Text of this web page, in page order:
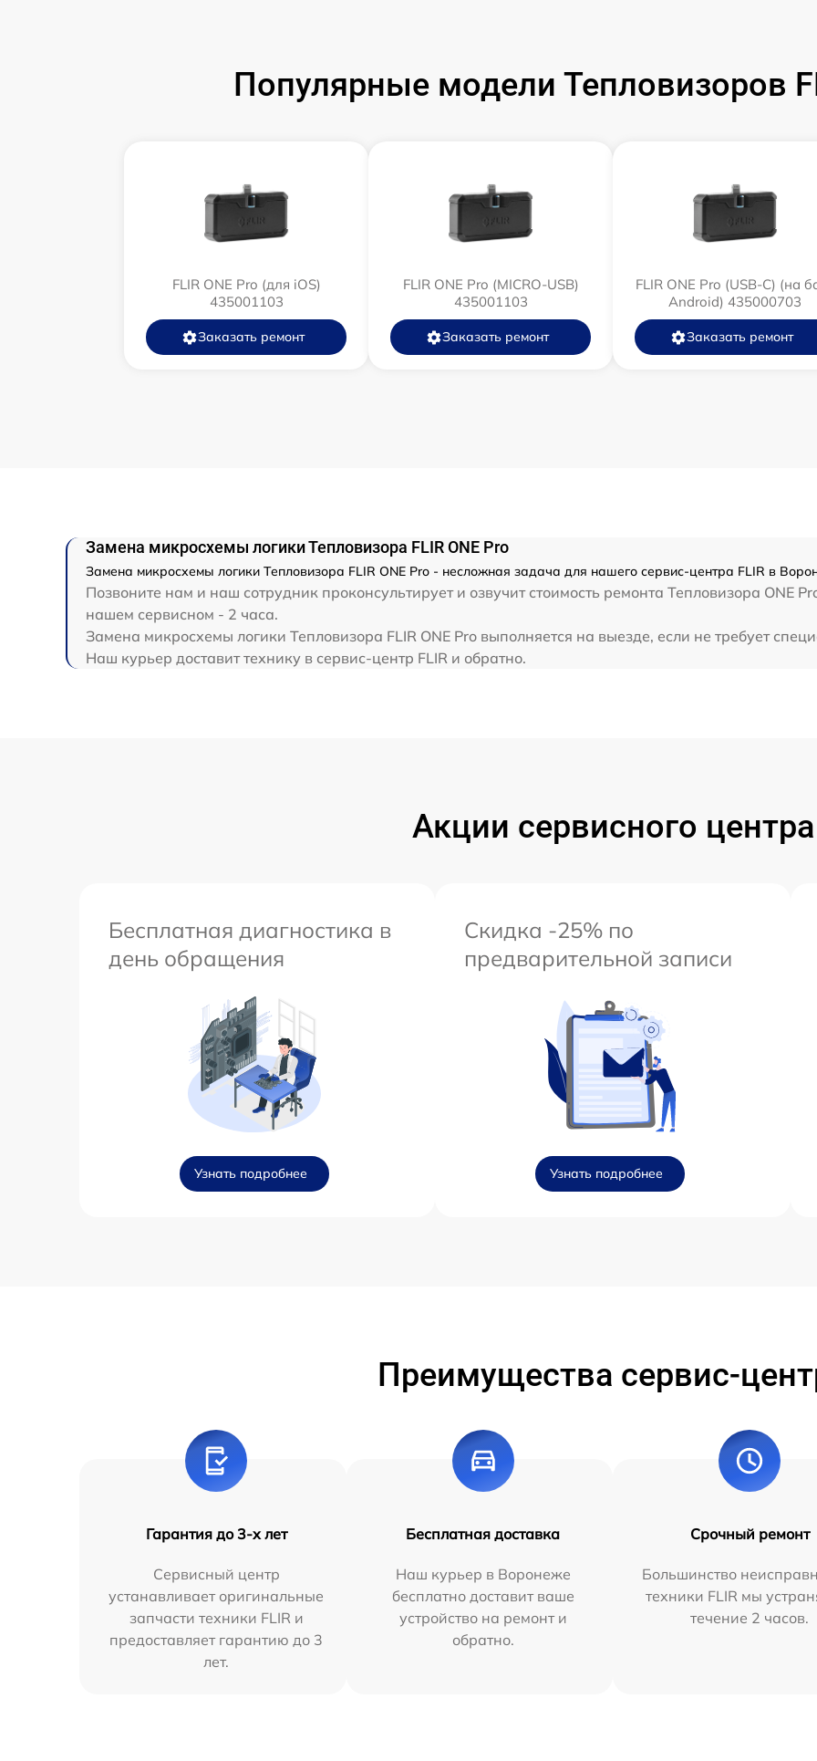
Замена аккумулятора от 60 мин
Замена дисплея (экрана)
Прошивка (Обновление ПО)
Ремонт платы управления
(восстановление)
от 60 мин
Восстановление после попадания влаги от 60 мин
Популярные модели Тепловизоров
FLIR ONE Pro (для iOS)
435001103
Заказать ремонт
FLIR ONE Pro (MICRO-USB)
435001103
Заказать ремонт
FLIR ONE Pro (USB-C) (на
Android) 435000703
Заказать ремонт
Замена микросхемы логики Тепловизора FLIR ONE Pro
Замена микросхемы логики Тепловизора FLIR ONE Pro - несложная задача для нашего сервис-центра FLIR в
Позвоните нам и наш сотрудник проконсультирует и озвучит стоимость ремонта Тепловизора ONE
нашем сервисном - 2 часа.
Замена микросхемы логики Тепловизора FLIR ONE Pro выполняется на выезде, если не требует
Наш курьер доставит технику в сервис-центр FLIR и обратно.
Акции сервисного центра
Бесплатная диагностика в
день обращения
Узнать подробнее
Скидка -25% по
предварительной записи
Узнать подробнее
Преимущества сервис-
Гарантия до 3-х лет
Сервисный центр
устанавливает оригинальные
запчасти техники FLIR и
предоставляет гарантию до 3
лет.
Бесплатная доставка
Наш курьер в Воронеже
бесплатно доставит ваше
устройство на ремонт и
обратно.
Срочный ремонт
Большинство
техники FLIR мы
течение 2 часов.